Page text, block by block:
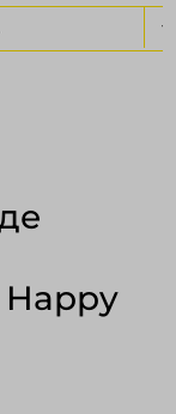
Happy
Забыли пароль?